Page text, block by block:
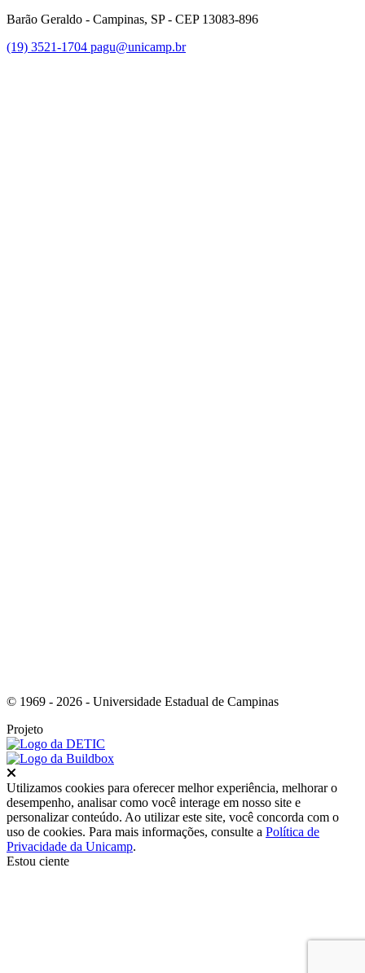
Barão Geraldo - Campinas, SP - CEP 13083-896
(19) 3521-1704 pagu@unicamp.br
© 1969 - 2026 - Universidade Estadual de Campinas
Projeto
Utilizamos cookies para oferecer melhor experiência, melhorar o
desempenho, analisar como você interage em nosso site e
personalizar conteúdo. Ao utilizar este site, você concorda com o
uso de cookies. Para mais informações, consulte a Política de
Privacidade da Unicamp.
Estou ciente